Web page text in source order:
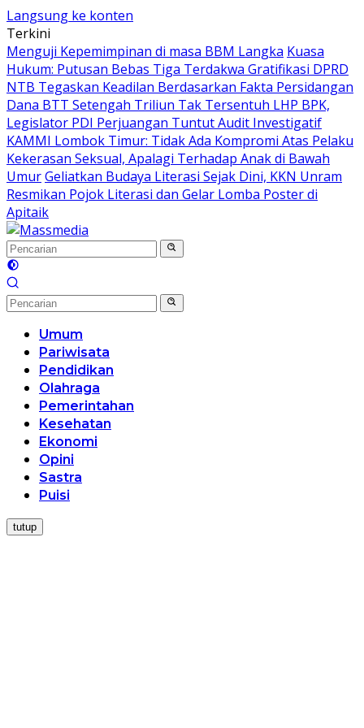
Langsung ke konten
Terkini
Menguji Kepemimpinan di masa BBM Langka Kuasa
Hukum: Putusan Bebas Tiga Terdakwa Gratifikasi DPRD
NTB Tegaskan Keadilan Berdasarkan Fakta Persidangan
Dana BTT Setengah Triliun Tak Tersentuh LHP BPK,
Legislator PDI Perjuangan Tuntut Audit Investigatif
KAMMI Lombok Timur: Tidak Ada Kompromi Atas Pelaku
Kekerasan Seksual, Apalagi Terhadap Anak di Bawah
UmurGeliatkan Budaya Literasi Sejak Dini, KKN Unram
Resmikan Pojok Literasi dan Gelar Lomba Poster di
Apitaik
Umum
Pariwisata
Pendidikan
Olahraga
Pemerintahan
Kesehatan
Ekonomi
Opini
Sastra
Puisi
tutup